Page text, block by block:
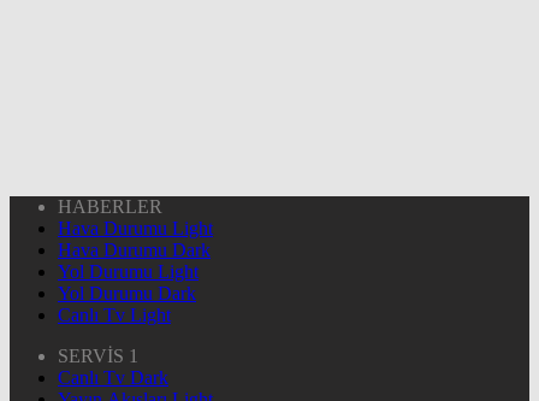
HABERLER
Hava Durumu Light
Hava Durumu Dark
Yol Durumu Light
Yol Durumu Dark
Canlı Tv Light
SERVİS 1
Canlı Tv Dark